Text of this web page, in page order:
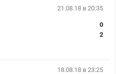
21.08.18 в 20:35
0
2
18.08.18 в 23:25